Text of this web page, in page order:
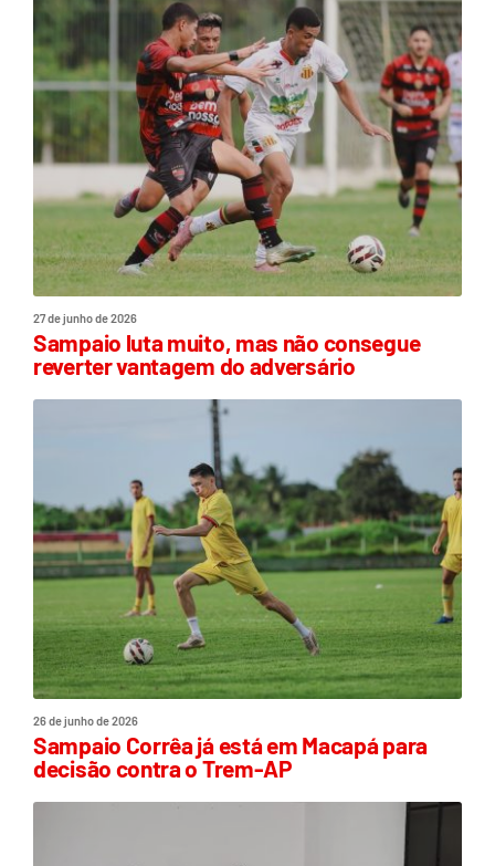
27 de junho de 2026
Sampaio luta muito, mas não consegue
reverter vantagem do adversário
26 de junho de 2026
Sampaio Corrêa já está em Macapá para
decisão contra o Trem-AP